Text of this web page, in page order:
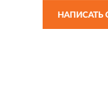
НАПИСАТЬ